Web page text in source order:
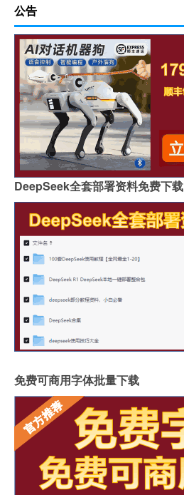
公告
DeepSeek全套部署资料免费下载
免费可商用字体批量下载